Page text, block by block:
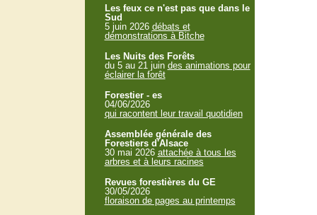
Les feux ce n'est pas que dans le
Sud
5 juin 2026 débats et
démonstrations à Bitche
Les Nuits des Forêts
du 5 au 21 juin des animations pour
éclairer la forêt
Forestier - es
04/06/2026
qui racontent leur travail quotidien
Assemblée générale des
Forestiers d'Alsace
30 mai 2026 attachée à tous les
arbres et à leurs racines
Revues forestières du GE
30/05/2026
floraison de pages au printemps